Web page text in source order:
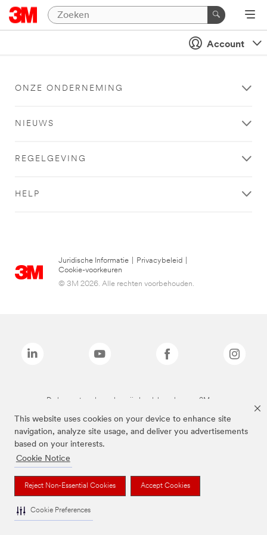
This website uses cookies on your device to enhance site
navigation, analyze site usage, and deliver you advertisements
based on your interests.
Cookie Notice
Reject Non-Essential Cookies Accept Cookies
Cookie Preferences
Account
ONZE ONDERNEMING
NIEUWS
REGELGEVING
HELP
Juridische Informatie Privacybeleid
Cookie-voorkeuren
© 3M 2026. Alle rechten voorbehouden.
De bovenstaande merken zijn handelsmerken van 3M.we